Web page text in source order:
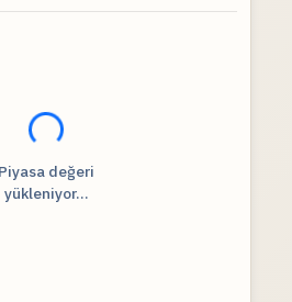
Piyasa değeri
yükleniyor...